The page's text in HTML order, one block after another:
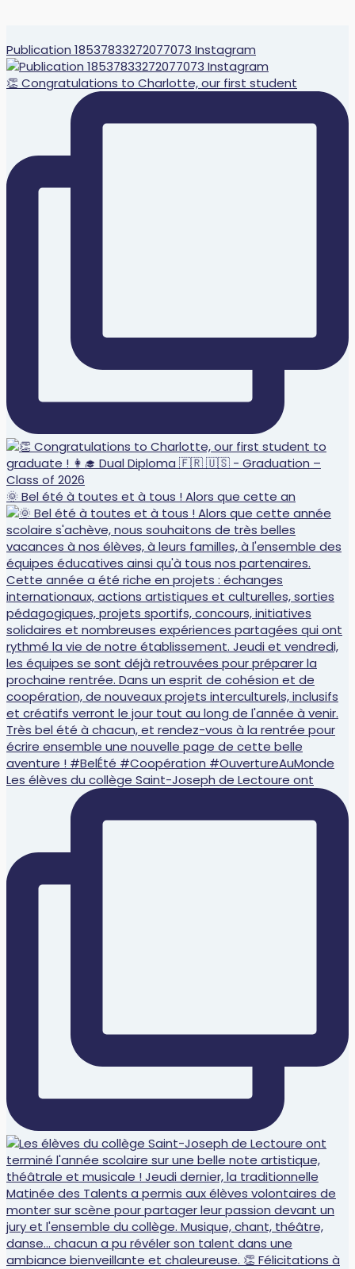
Publication 18537833272077073 Instagram
👏 Congratulations to Charlotte, our first student
🌞 Bel été à toutes et à tous ! Alors que cette an
Les élèves du collège Saint-Joseph de Lectoure ont